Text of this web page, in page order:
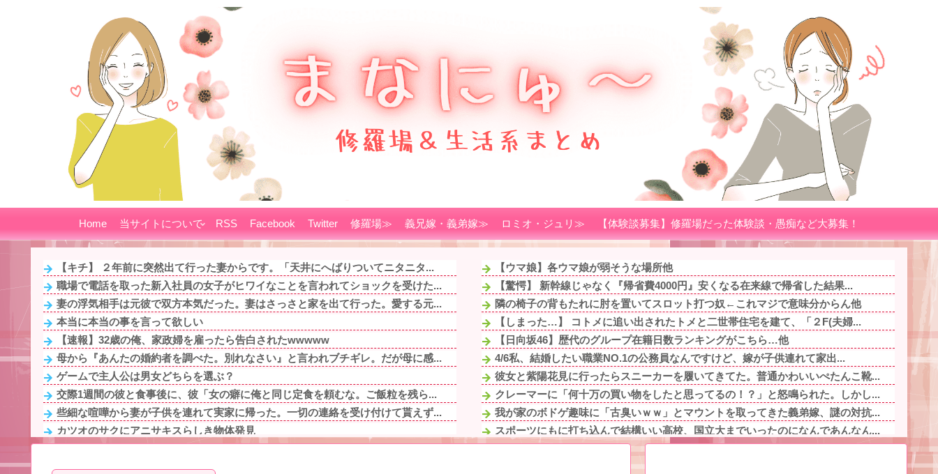
Home 当サイトについて RSS Facebook Twitter 修羅場≫ 義兄嫁・義弟嫁≫ ロミオ・ジュリ≫ 【体験談募集】修羅場だった体験談・愚痴など大募集！
【キチ】 ２年前に突然出て行った妻からです。「天井にへばりついてニタニタ...
職場で電話を取った新入社員の女子がヒワイなことを言われてショックを受けた...
妻の浮気相手は元彼で双方本気だった。妻はさっさと家を出て行った。愛する元...
本当に本当の事を言って欲しい
【速報】32歳の俺、家政婦を雇ったら告白されたwwwww
母から『あんたの婚約者を調べた。別れなさい』と言われブチギレ。だが母に感...
ゲームで主人公は男女どちらを選ぶ？
交際1週間の彼と食事後に、彼「女の癖に俺と同じ定食を頼むな。ご飯粒を残ら...
些細な喧嘩から妻が子供を連れて実家に帰った。一切の連絡を受け付けて貰えず...
カツオのサクにアニサキスらしき物体発見
高校生の息子が計画的に家出した。巣立ったってことでいいのかもしれないけど...
【ウマ娘】各ウマ娘が弱そうな場所他
【驚愕】 新幹線じゃなく『帰省費4000円』安くなる在来線で帰省した結果...
隣の椅子の背もたれに肘を置いてスロット打つ奴←これマジで意味分からん他
【しまった…】 コトメに追い出されたトメと二世帯住宅を建て、「２F(夫婦...
【日向坂46】歴代のグループ在籍日数ランキングがこちら…他
4/6私、結婚したい職業NO.1の公務員なんですけど、嫁が子供連れて家出...
彼女と紫陽花見に行ったらスニーカーを履いてきてた。普通かわいいぺたんこ靴...
クレーマーに「何十万の買い物をしたと思ってるの！？」と怒鳴られた。しかし...
我が家のボドゲ趣味に「古臭いｗｗ」とマウントを取ってきた義弟嫁、謎の対抗...
スポーツにもに打ち込んで結構いい高校、国立大までいったのになんであんなん...
【画像】速水もこみちが新オープンしたカフェ、サンドイッチ1つ3000円w...
言うほどスーパーカブって良いバイクか？他